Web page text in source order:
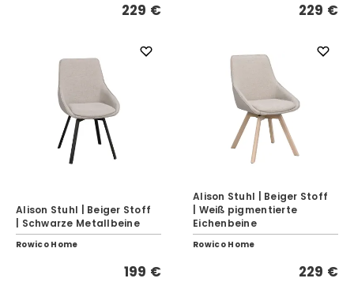
229 € 229 €
Alison Stuhl | Beiger Stoff
| Schwarze Metallbeine
Rowico Home
199 €
Alison Stuhl | Beiger Stoff
| Weiß pigmentierte
Eichenbeine
Rowico Home
229 €